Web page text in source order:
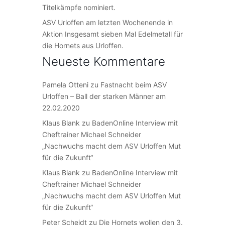
Titelkämpfe nominiert.
ASV Urloffen am letzten Wochenende in
Aktion Insgesamt sieben Mal Edelmetall für
die Hornets aus Urloffen.
Neueste Kommentare
Pamela Otteni zu Fastnacht beim ASV
Urloffen – Ball der starken Männer am
22.02.2020
Klaus Blank zu BadenOnline Interview mit
Cheftrainer Michael Schneider
„Nachwuchs macht dem ASV Urloffen Mut
für die Zukunft“
Klaus Blank zu BadenOnline Interview mit
Cheftrainer Michael Schneider
„Nachwuchs macht dem ASV Urloffen Mut
für die Zukunft“
Peter Scheidt zu Die Hornets wollen den 3.